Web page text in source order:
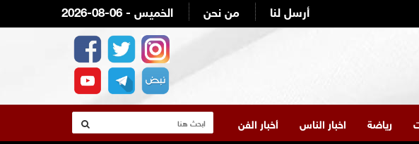
2026-08-06 - الخميس من نحن أرسل لنا
رياضة اخبار الناس أخبار الفن